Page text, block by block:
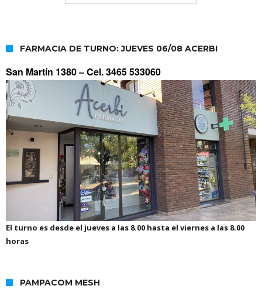
FARMACIA DE TURNO: JUEVES 06/08 ACERBI
San Martín 1380 –Cel. 3465 533060
El turno es desde el jueves a las 8.00 hasta el viernes a las 8.00
horas
PAMPACOM MESH